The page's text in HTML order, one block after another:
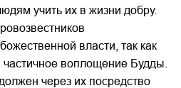
учить их в жизни добру.
власти, так как
воплощение Будды.
через их посредство